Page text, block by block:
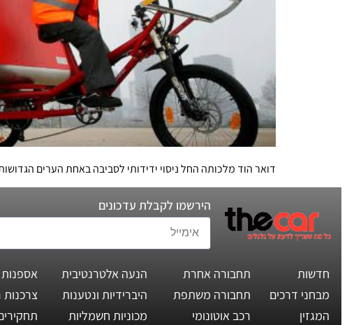
דואר הוד מלכותה החל ניסוי ידידותי לסביבה באחת הערים
הירשמו לקבלת עדכונים
חדשות
מבחני דרכים
המגזין
תחבורה אחרת
תחבורה משתפת
רכב אוטונומי
הנעה אלטרנטיבית
היברידיות ונטענות
מכוניות חשמליות
צרכנות